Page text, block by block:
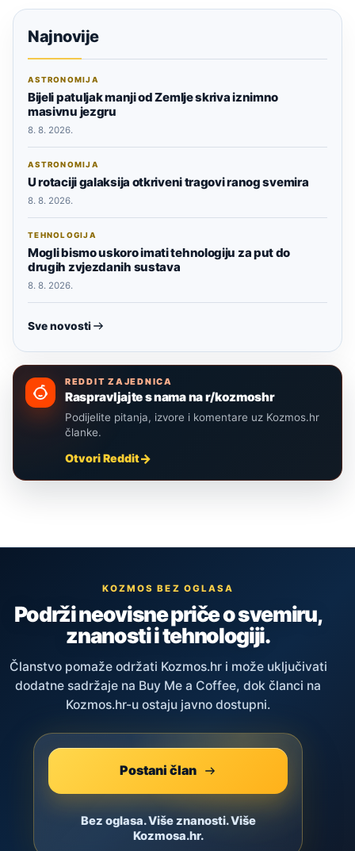
Najnovije
ASTRONOMIJA
Bijeli patuljak manji od Zemlje skriva iznimno
masivnu jezgru
8. 8. 2026.
ASTRONOMIJA
U rotaciji galaksija otkriveni tragovi ranog svemira
8. 8. 2026.
TEHNOLOGIJA
Mogli bismo uskoro imati tehnologiju za put do
drugih zvjezdanih sustava
8. 8. 2026.
Sve novosti
REDDIT ZAJEDNICA
Raspravljajte s nama na r/kozmoshr
Podijelite pitanja, izvore i komentare uz Kozmos.hr
članke.
Otvori Reddit
KOZMOS BEZ OGLASA
Podrži neovisne priče o svemiru,
znanosti i tehnologiji.
Članstvo pomaže održati Kozmos.hr i može uključivati
dodatne sadržaje na Buy Me a Coffee, dok članci na
Kozmos.hr-u ostaju javno dostupni.
Postani član
Bez oglasa. Više znanosti. Više
Kozmosa.hr.